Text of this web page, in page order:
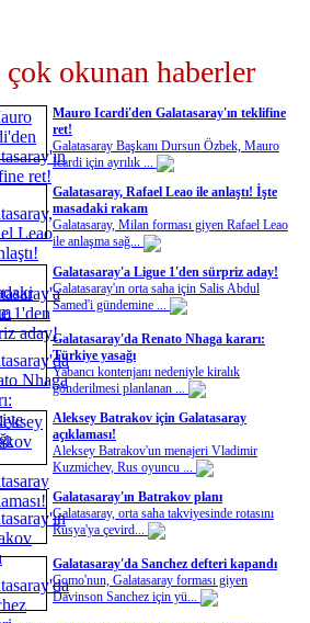
çok okunan haberler
Mauro Icardi'den Galatasaray'ın teklifine
ret!
Galatasaray Başkanı Dursun Özbek, Mauro
Icardi için ayrılık ...
Galatasaray, Rafael Leao ile anlaştı! İşte
masadaki rakam
Galatasaray, Milan forması giyen Rafael Leao
ile anlaşma sağ...
Galatasaray'a Ligue 1'den sürpriz aday!
Galatasaray'ın orta saha için Salis Abdul
Samed'i gündemine ...
Galatasaray'da Renato Nhaga kararı:
Türkiye yasağı
Yabancı kontenjanı nedeniyle kiralık
gönderilmesi planlanan ...
Aleksey Batrakov için Galatasaray
açıklaması!
Aleksey Batrakov'un menajeri Vladimir
Kuzmichev, Rus oyuncu ...
Galatasaray'ın Batrakov planı
Galatasaray, orta saha takviyesinde rotasını
Rusya'ya çevird...
Galatasaray'da Sanchez defteri kapandı
Como'nun, Galatasaray forması giyen
Davinson Sanchez için yü...